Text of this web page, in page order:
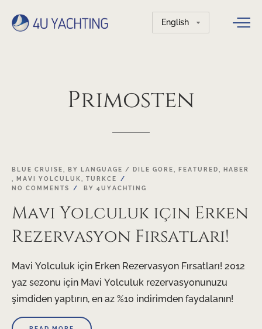
Choose
a
Primosten
01
FEB
BLUE CRUISE, BY LANGUAGE / DILE GORE, FEATURED,
HABER
,
MAVI YOLCULUK, TURKCE
NO COMMENTS
BY 4UYACHTING
Mavi Yolculuk için Erken
Rezervasyon Fırsatları!
Mavi Yolculuk için Erken Rezervasyon Fırsatları! 2012
yaz sezonu için Mavi Yolculuk rezervasyonunuzu
şimdiden yaptırın, en az %10 indirimden faydalanın!